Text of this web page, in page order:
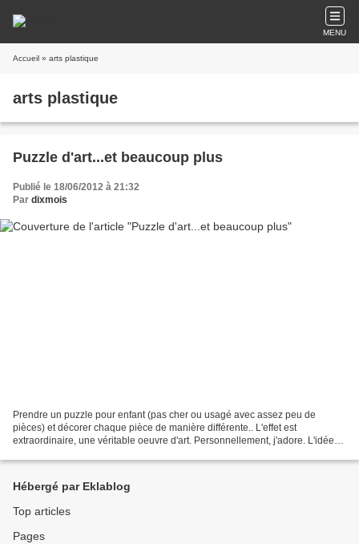
MENU
Accueil » arts plastique
arts plastique
Puzzle d'art...et beaucoup plus
Publié le 18/06/2012 à 21:32
Par dixmois
Prendre un puzzle pour enfant (pas cher ou usagé avec assez peu de
pièces) et décorer chaque pièce de manière différente.. L'effet est
extraordinaire, une véritable oeuvre d'art. Personnellement, j'adore. L'idée
Hébergé par Eklablog
Top articles
Pages